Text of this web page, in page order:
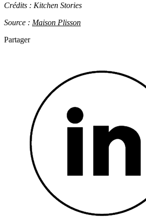
Crédits : Kitchen Stories
Source : Maison Plisson
Partager